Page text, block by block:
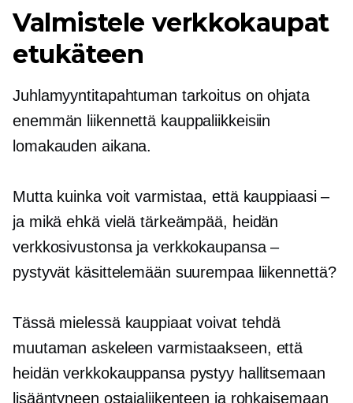
Valmistele verkkokaupat
etukäteen
Juhlamyyntitapahtuman tarkoitus on ohjata
enemmän liikennettä kauppaliikkeisiin
lomakauden aikana.
Mutta kuinka voit varmistaa, että kauppiaasi –
ja mikä ehkä vielä tärkeämpää, heidän
verkkosivustonsa ja verkkokaupansa –
pystyvät käsittelemään suurempaa liikennettä?
Tässä mielessä kauppiaat voivat tehdä
muutaman askeleen varmistaakseen, että
heidän verkkokauppansa pystyy hallitsemaan
lisääntyneen ostajaliikenteen ja rohkaisemaan